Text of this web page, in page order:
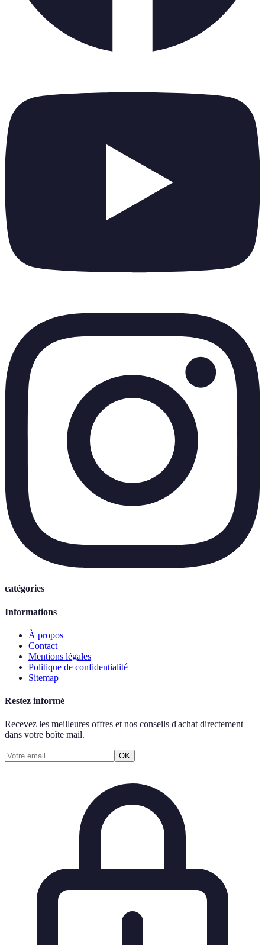
catégories
Informations
À propos
Contact
Mentions légales
Politique de confidentialité
Sitemap
Restez informé
Recevez les meilleures offres et nos conseils d'achat directement
dans votre boîte mail.
OK